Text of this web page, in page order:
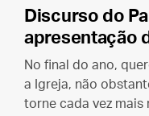
Discurso do
apresentação
No final do ano,
a Igreja, não
torne cada vez mais